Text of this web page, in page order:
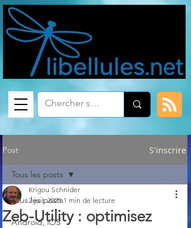
Post S'inscrire
Tous les posts
Android, iOS
Tous les posts
Zeb-Utility : optimisez
Krigou Schnider
2 juil. 2021 1 min de lecture